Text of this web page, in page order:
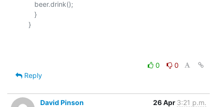
0
0
Reply
David Pinson 26 Apr 3:21 p.m.